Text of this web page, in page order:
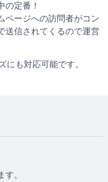
の定番！
ページへの訪問者がコン
送信されてくるので運営
も対応可能です。
。